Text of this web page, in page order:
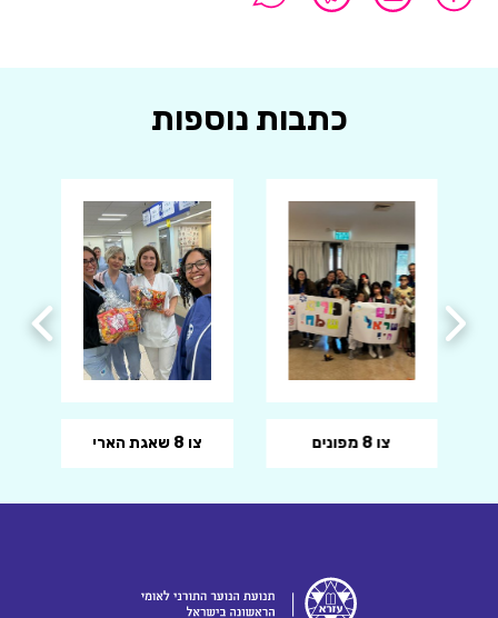
כתבות נוספות
צו 8 מפונים צו 8 שאגת הארי